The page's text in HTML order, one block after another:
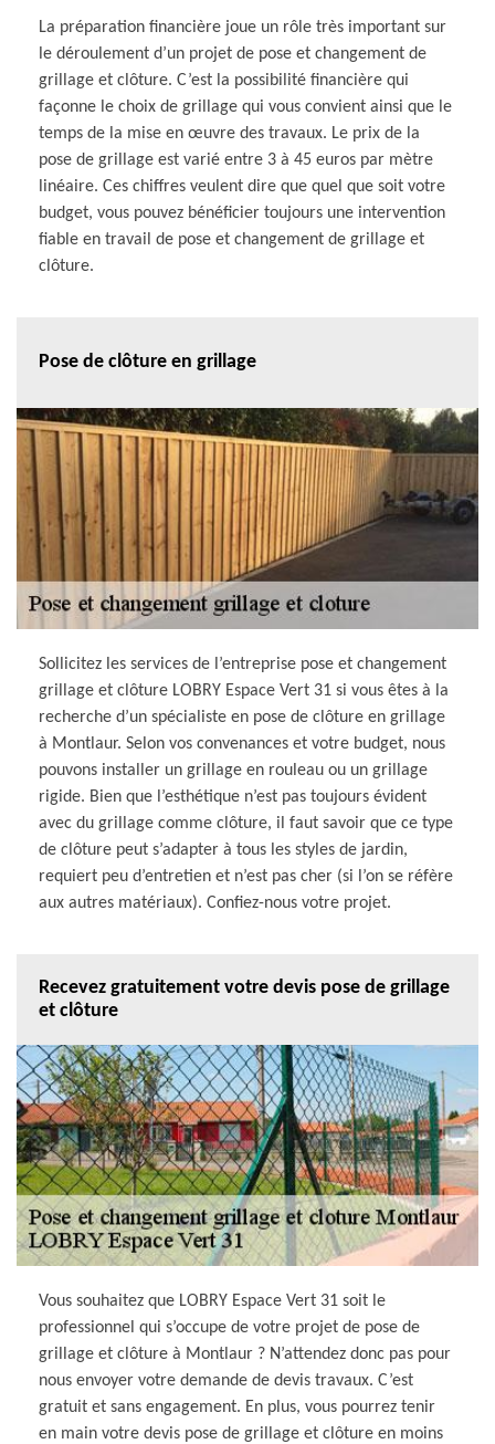
La préparation financière joue un rôle très important sur
le déroulement d’un projet de pose et changement de
grillage et clôture. C’est la possibilité financière qui
façonne le choix de grillage qui vous convient ainsi que le
temps de la mise en œuvre des travaux. Le prix de la
pose de grillage est varié entre 3 à 45 euros par mètre
linéaire. Ces chiffres veulent dire que quel que soit votre
budget, vous pouvez bénéficier toujours une intervention
fiable en travail de pose et changement de grillage et
clôture.
Pose de clôture en grillage
Sollicitez les services de l’entreprise pose et changement
grillage et clôture LOBRY Espace Vert 31 si vous êtes à la
recherche d’un spécialiste en pose de clôture en grillage
à Montlaur. Selon vos convenances et votre budget, nous
pouvons installer un grillage en rouleau ou un grillage
rigide. Bien que l’esthétique n’est pas toujours évident
avec du grillage comme clôture, il faut savoir que ce type
de clôture peut s’adapter à tous les styles de jardin,
requiert peu d’entretien et n’est pas cher (si l’on se réfère
aux autres matériaux). Confiez-nous votre projet.
Recevez gratuitement votre devis pose de grillage
et clôture
Vous souhaitez que LOBRY Espace Vert 31 soit le
professionnel qui s’occupe de votre projet de pose de
grillage et clôture à Montlaur ? N’attendez donc pas pour
nous envoyer votre demande de devis travaux. C’est
gratuit et sans engagement. En plus, vous pourrez tenir
en main votre devis pose de grillage et clôture en moins